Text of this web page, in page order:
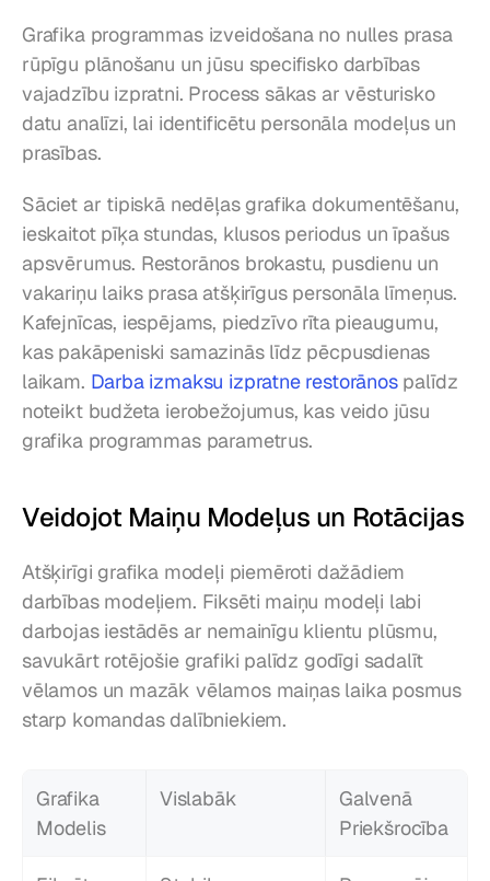
Grafika programmas izveidošana no nulles prasa
rūpīgu plānošanu un jūsu specifisko darbības
vajadzību izpratni. Process sākas ar vēsturisko
datu analīzi, lai identificētu personāla modeļus un
prasības.
Sāciet ar tipiskā nedēļas grafika dokumentēšanu,
ieskaitot pīķa stundas, klusos periodus un īpašus
apsvērumus. Restorānos brokastu, pusdienu un
vakariņu laiks prasa atšķirīgus personāla līmeņus.
Kafejnīcas, iespējams, piedzīvo rīta pieaugumu,
kas pakāpeniski samazinās līdz pēcpusdienas
laikam. Darba izmaksu izpratne restorānos palīdz
noteikt budžeta ierobežojumus, kas veido jūsu
grafika programmas parametrus.
Veidojot Maiņu Modeļus un Rotācijas
Atšķirīgi grafika modeļi piemēroti dažādiem
darbības modeļiem. Fiksēti maiņu modeļi labi
darbojas iestādēs ar nemainīgu klientu plūsmu,
savukārt rotējošie grafiki palīdz godīgi sadalīt
vēlamos un mazāk vēlamos maiņas laika posmus
starp komandas dalībniekiem.
Grafika
Modelis
Vislabāk
Galvenā
Priekšrocība